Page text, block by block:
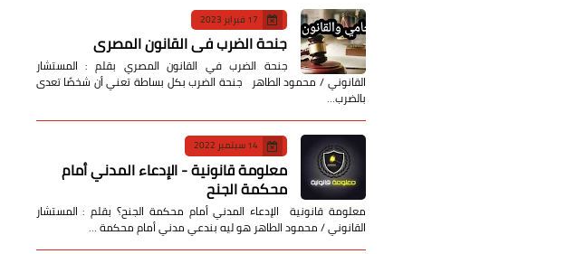
17 فبراير 2023
جنحة الضرب في القانون المصري
جنحة الضرب في القانون المصري بقلم : المستشار
القانوني / محمود الطاهر جنحة الضرب بكل بساطة تعني أن شخصًا تعدى
بالضرب…
14 سبتمبر 2022
معلومة قانونية - الإدعاء المدني أمام
محكمة الجنح
معلومة قانونية الإدعاء المدني أمام محكمة الجنح؟ بقلم : المستشار
القانوني / محمود الطاهر هو ليه بندعي مدني أمام محكمة …